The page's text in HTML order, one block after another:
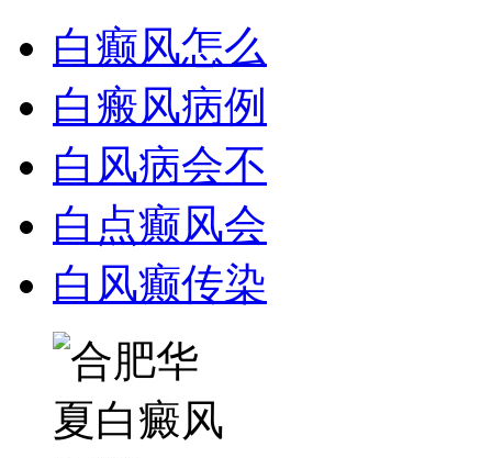
白癫风怎么
白瘢风病例
白风病会不
白点癫风会
白风癫传染